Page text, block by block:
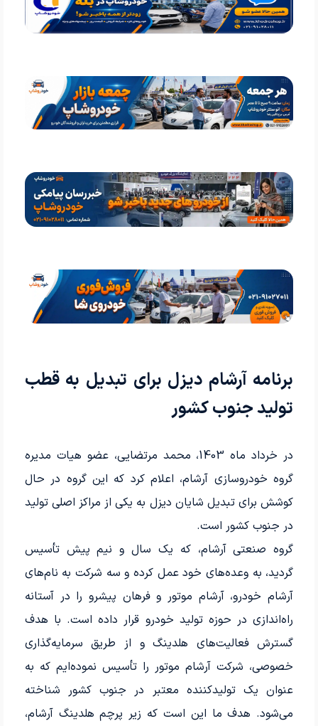
برنامه آرشام دیزل برای تبدیل به قطب
تولید جنوب کشور
در خرداد ماه 1403، محمد مرتضایی، عضو هیات مدیره
گروه خودروسازی آرشام، اعلام کرد که این گروه در حال
کوشش برای تبدیل شایان دیزل به یکی از مراکز اصلی تولید
در جنوب کشور است.
گروه صنعتی آرشام، که یک سال و نیم پیش تأسیس
گردید، به وعده‌های خود عمل کرده و سه شرکت به نام‌های
آرشام خودرو، آرشام موتور و فرهان پیشرو را در آستانه
راه‌اندازی در حوزه تولید خودرو قرار داده است. با هدف
گسترش فعالیت‌های هلدینگ و از طریق سرمایه‌گذاری
خصوصی، شرکت آرشام موتور را تأسیس نموده‌ایم که به
عنوان یک تولیدکننده معتبر در جنوب کشور شناخته
می‌شود. هدف ما این است که زیر پرچم هلدینگ آرشام،